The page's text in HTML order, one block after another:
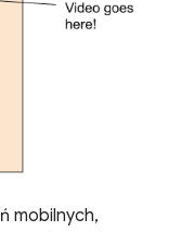
mobilnych,